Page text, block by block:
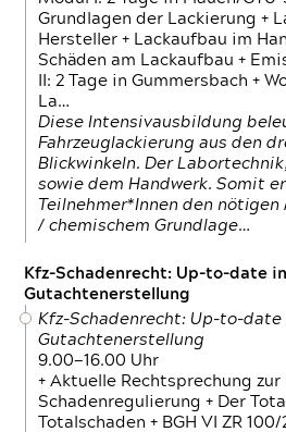
Grundlagen der Lackierung +
Hersteller + Lackaufbau im
Schäden am Lackaufbau +
II: 2 Tage in Gummersbach +
La…
Diese Intensivausbildung
Fahrzeuglackierung aus den
Blickwinkeln. Der
sowie dem Handwerk. Somit
Teilnehmer*Innen den
/ chemischem Grundlage…
Kfz-Schadenrecht: Up-to-date
Gutachtenerstellung
Kfz-Schadenrecht: Up-to-date
Gutachtenerstellung
9.00—16.00 Uhr
+ Aktuelle Rechtsprechung zur
Schadenregulierung + Der
Totalschaden + BGH VI ZR